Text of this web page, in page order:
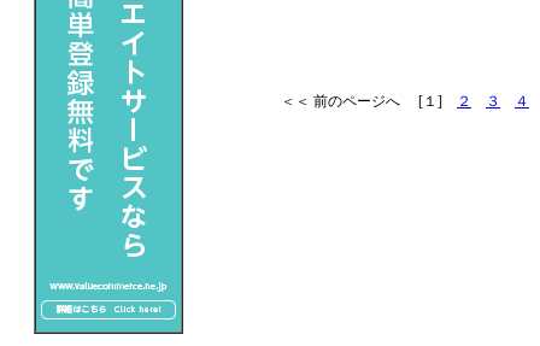
＜＜ 前のページへ [１] ２ ３ ４